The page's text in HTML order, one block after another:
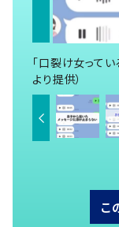
「口裂け女って
より提供）
こ